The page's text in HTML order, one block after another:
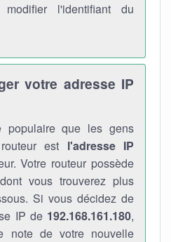
modifier l'identifiant du
votre adresse IP
populaire que les gens
est l'adresse IP
Votre routeur possède
vous trouverez plus
Si vous décidez de
IP de 192.168.161.180,
note de votre nouvelle